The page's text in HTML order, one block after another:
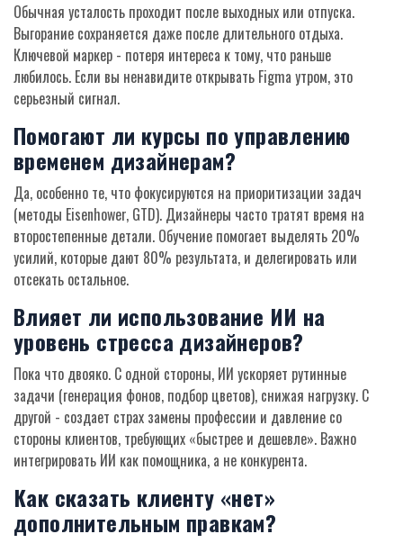
Обычная усталость проходит после выходных или отпуска.
Выгорание сохраняется даже после длительного отдыха.
Ключевой маркер - потеря интереса к тому, что раньше
любилось. Если вы ненавидите открывать Figma утром, это
серьезный сигнал.
Помогают ли курсы по управлению
временем дизайнерам?
Да, особенно те, что фокусируются на приоритизации задач
(методы Eisenhower, GTD). Дизайнеры часто тратят время на
второстепенные детали. Обучение помогает выделять 20%
усилий, которые дают 80% результата, и делегировать или
отсекать остальное.
Влияет ли использование ИИ на
уровень стресса дизайнеров?
Пока что двояко. С одной стороны, ИИ ускоряет рутинные
задачи (генерация фонов, подбор цветов), снижая нагрузку. С
другой - создает страх замены профессии и давление со
стороны клиентов, требующих «быстрее и дешевле». Важно
интегрировать ИИ как помощника, а не конкурента.
Как сказать клиенту «нет»
дополнительным правкам?